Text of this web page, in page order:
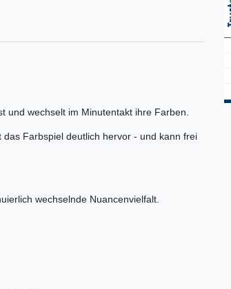
und wechselt im Minutentakt ihre Farben.
Farbspiel deutlich hervor - und kann frei
wechselnde Nuancenvielfalt.